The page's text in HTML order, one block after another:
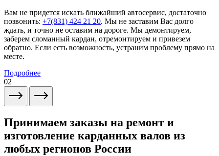
Вам не придется искать ближайший автосервис, достаточно
позвонить: +7(831) 424 21 20. Мы не заставим Вас долго
ждать, и точно не оставим на дороге. Мы демонтируем,
заберем сломанный кардан, отремонтируем и привезем
обратно. Если есть возможность, устраним проблему прямо на
месте.
Подробнее
02
Принимаем заказы на ремонт и
изготовление карданных валов из
любых регионов России